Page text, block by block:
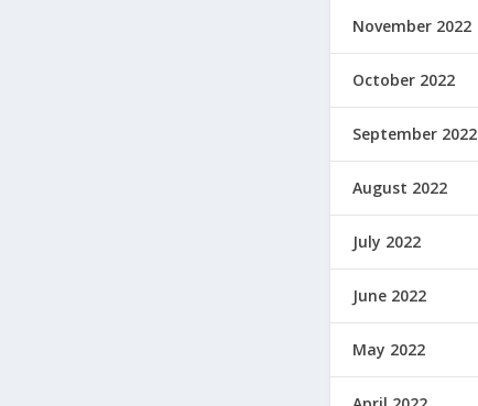
November 2022
October 2022
September 2022
August 2022
July 2022
June 2022
May 2022